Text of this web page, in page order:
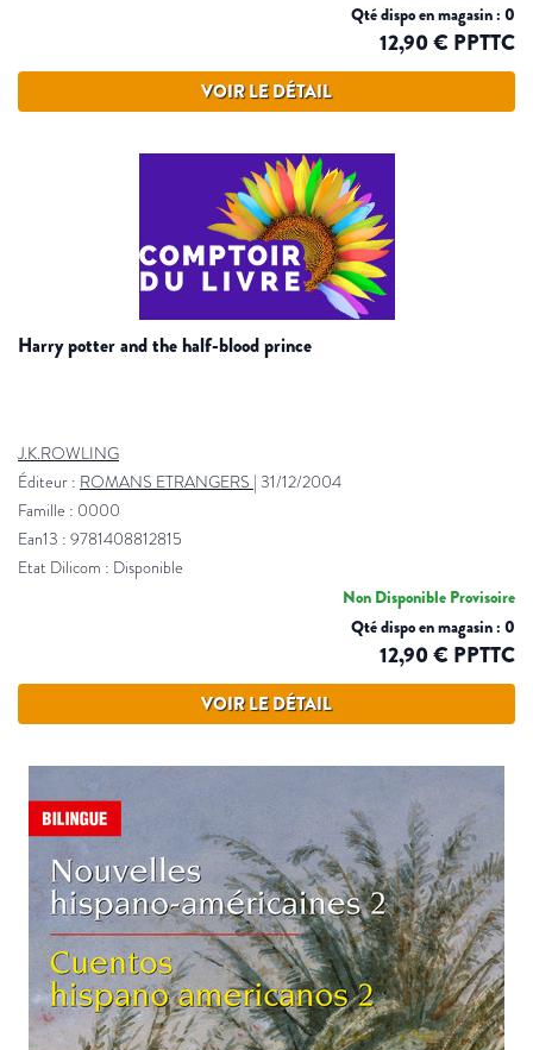
Qté dispo en magasin : 0
12,90 € PPTTC
VOIR LE DÉTAIL
harry potter and the half-blood prince
J.K.ROWLING
Éditeur : ROMANS ETRANGERS | 31/12/2004
Famille : 0000
Ean13 : 9781408812815
Etat Dilicom : Disponible
Non Disponible Provisoire
Qté dispo en magasin : 0
12,90 € PPTTC
VOIR LE DÉTAIL